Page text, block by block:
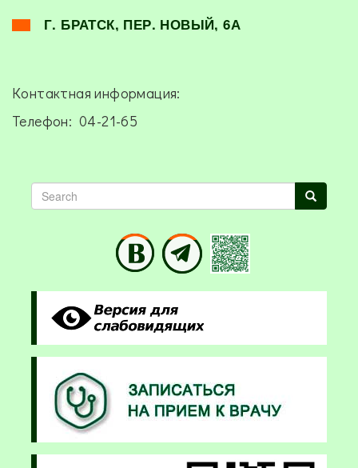
Г. БРАТСК, ПЕР. НОВЫЙ, 6А
Контактная информация:
Телефон: 04-21-65
Search Search